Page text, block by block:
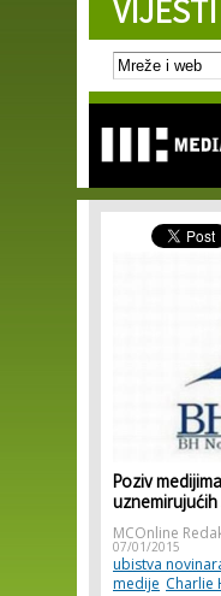
Skip
main
Poziv
MCOnline
07/01/2015
ubistva
medije Charlie